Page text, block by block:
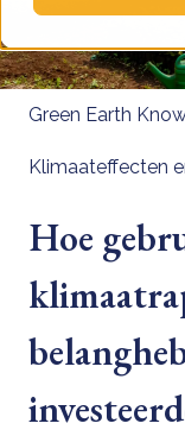
Green Earth
Klimaateffecten
Hoe